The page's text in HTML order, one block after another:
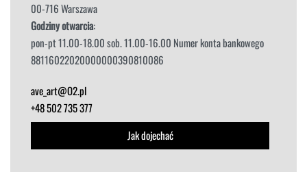
00-716 Warszawa
Godziny otwarcia:
pon-pt 11.00-18.00 sob. 11.00-16.00 Numer konta bankowego
88116022020000000390810086
ave_art@O2.pl
+48 502 735 377
Jak dojechać